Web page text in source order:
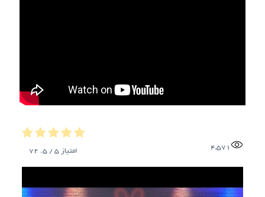
4,571 امتیاز 5
/ 5.
72